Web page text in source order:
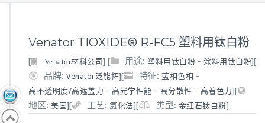
Venator TIOXIDE® R-FC5 塑料用钛白粉
[ Venator材料公司] [ 用途: 塑料用钛白粉 - 涂料用钛白粉][
品牌: Venator泛能拓][ 特征: 蓝相色相 -
高不透明度/高遮盖力 - 高光学性能 - 高分散性 - 高着色力][
地区: 美国][ 工艺: 氯化法][ 类型: 金红石钛白粉]